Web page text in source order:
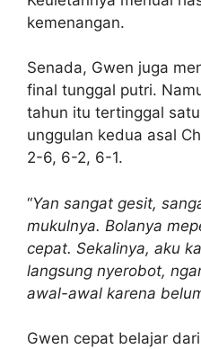
kemenangan.
Senada, Gwen juga
final tunggal putri.
tahun itu tertinggal
unggulan kedua asal
2-6, 6-2, 6-1.
“Yan sangat gesit,
mukulnya. Bolanya
cepat. Sekalinya, aku
langsung nyerobot,
awal-awal karena
Gwen cepat belajar